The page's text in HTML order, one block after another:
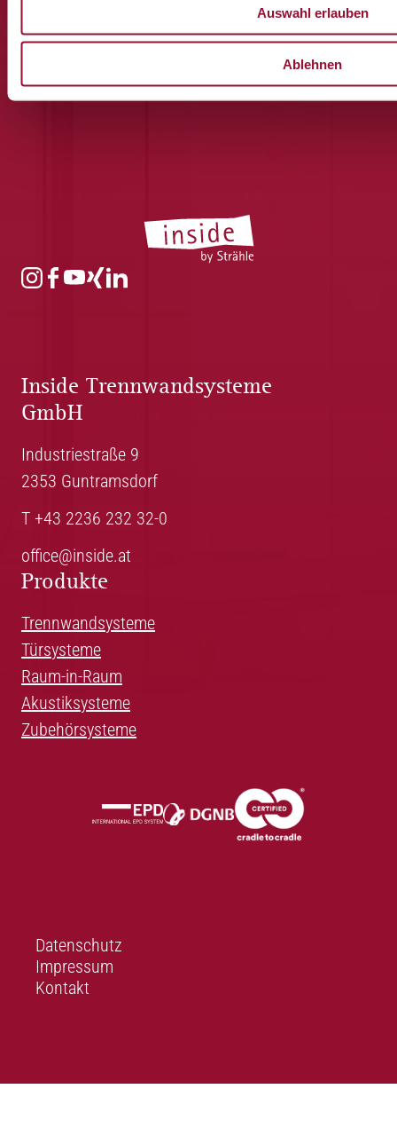
Auswahl erlauben
Ablehnen
Inside Trennwandsysteme
GmbH
Industriestraße 9
2353 Guntramsdorf
T +43 2236 232 32-0
office@inside.at
Produkte
Trennwandsysteme
Türsysteme
Raum-in-Raum
Akustiksysteme
Zubehörsysteme
Datenschutz
Impressum
Kontakt